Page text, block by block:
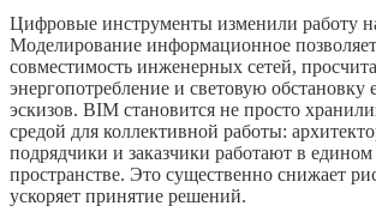
Цифровые инструменты изменили работу
Моделирование информационное
совместимость инженерных сетей,
энергопотребление и световую обстановку
эскизов. BIM становится не просто
средой для коллективной работы:
подрядчики и заказчики работают в
пространстве. Это существенно снижает
ускоряет принятие решений.